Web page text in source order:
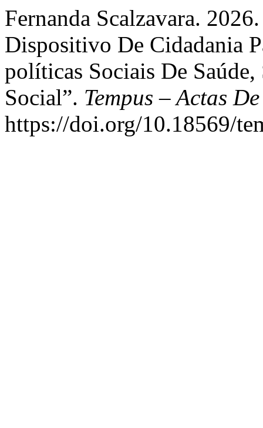
Fernanda Scalzavara.
Dispositivo De Cidadania
políticas Sociais De
Social”. Tempus – Actas
https://doi.org/10.18569/